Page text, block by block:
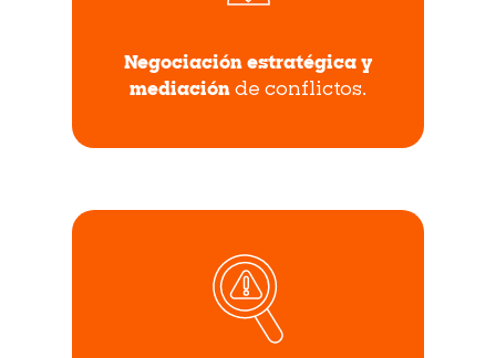
Negociación estratégica y
mediación de conflictos.